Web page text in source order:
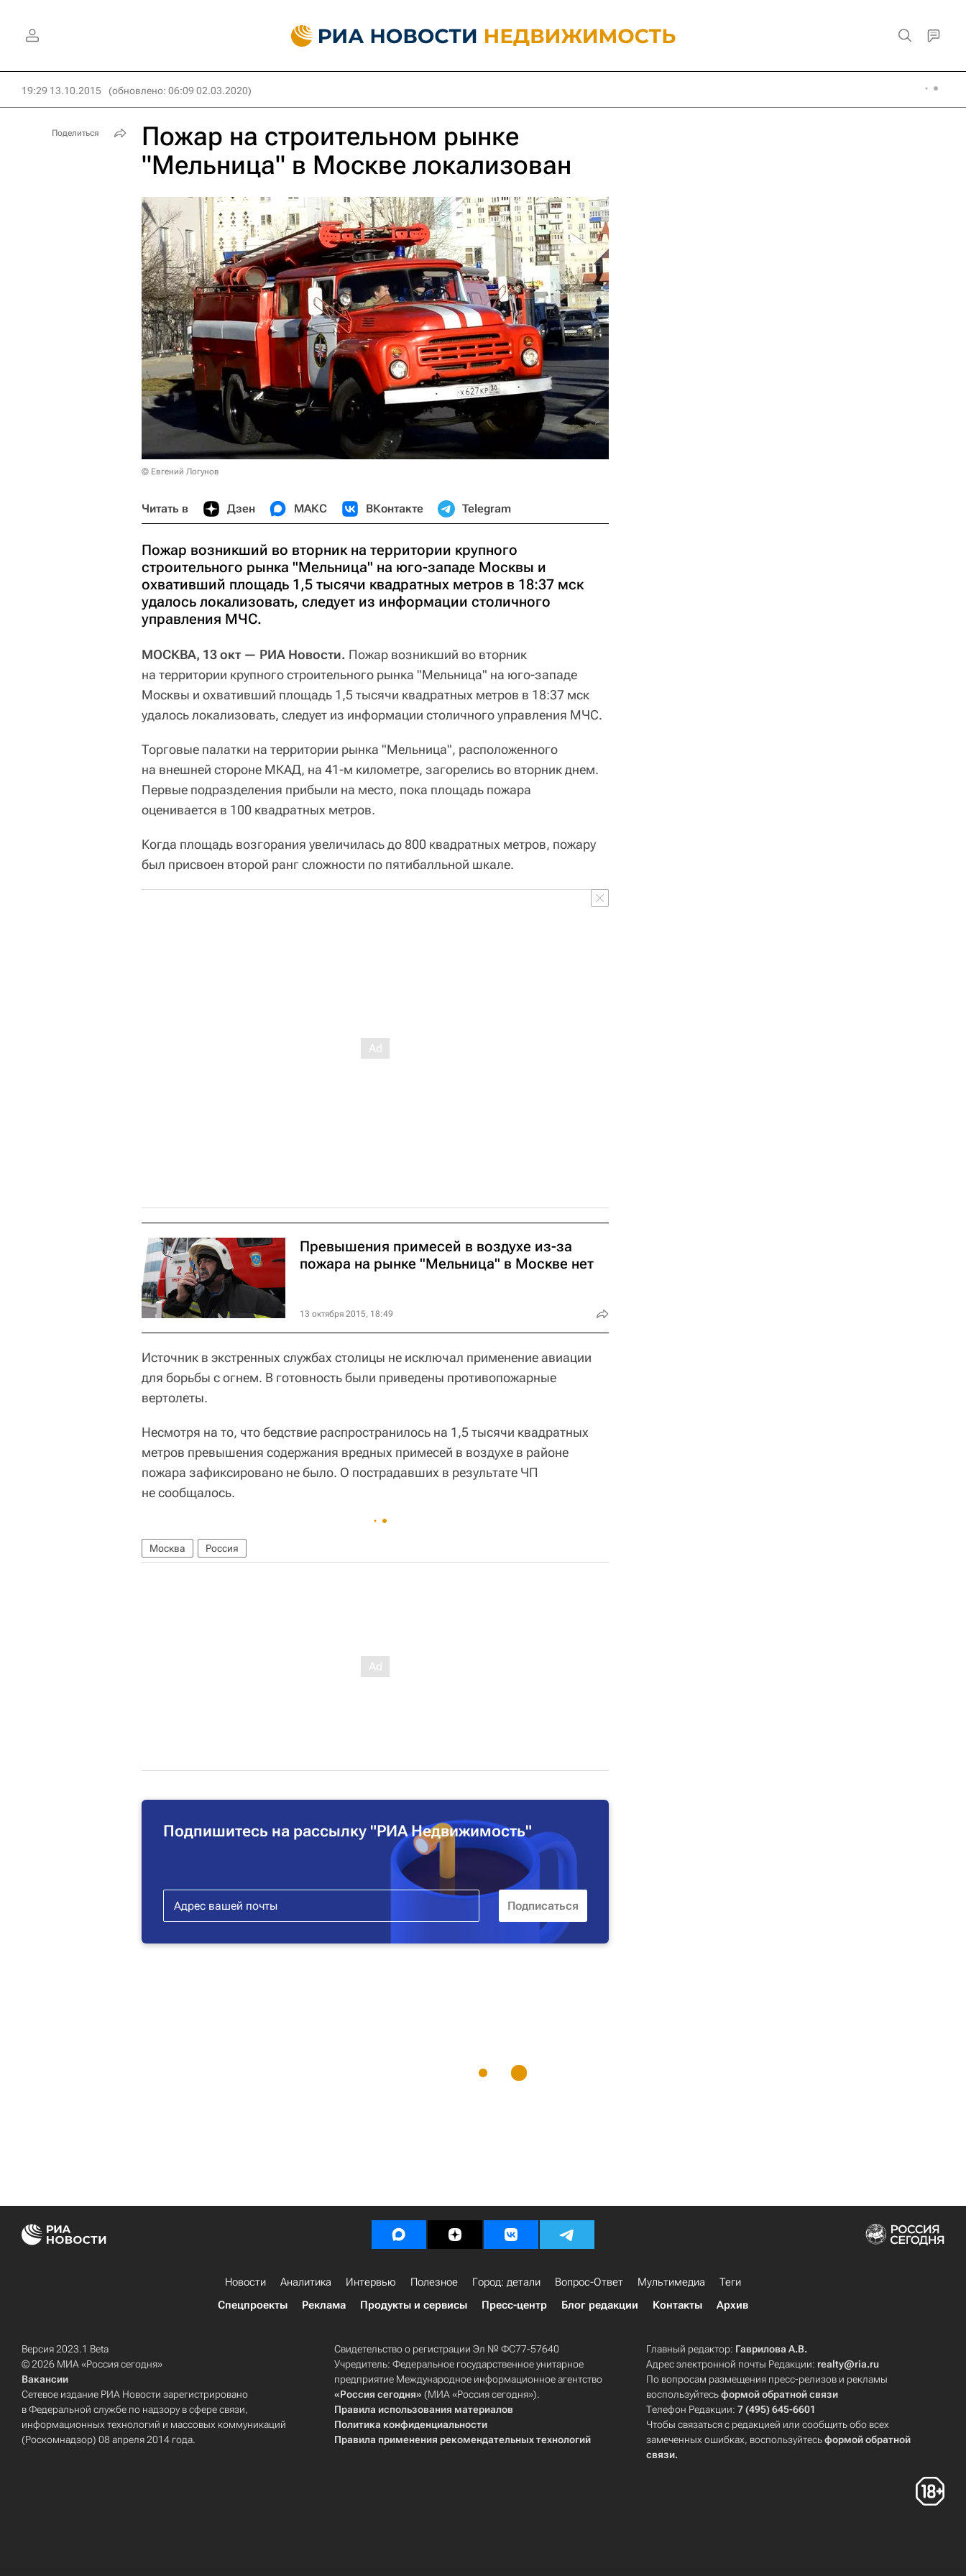
19:29 13.10.2015 (обновлено: 06:09 02.03.2020)
Пожар на строительном рынке
"Мельница" в Москве локализован
© Евгений Логунов
Читать в Дзен МАКС ВКонтакте Telegram
Пожар возникший во вторник на территории крупного
строительного рынка "Мельница" на юго-западе Москвы и
охвативший площадь 1,5 тысячи квадратных метров в 18:37 мск
удалось локализовать, следует из информации столичного
управления МЧС.
МОСКВА, 13 окт — РИА Новости. Пожар возникший во вторник
на территории крупного строительного рынка "Мельница" на юго-западе
Москвы и охвативший площадь 1,5 тысячи квадратных метров в 18:37 мск
удалось локализовать, следует из информации столичного управления МЧС.
Торговые палатки на территории рынка "Мельница", расположенного
на внешней стороне МКАД, на 41-м километре, загорелись во вторник днем.
Первые подразделения прибыли на место, пока площадь пожара
оценивается в 100 квадратных метров.
Когда площадь возгорания увеличилась до 800 квадратных метров, пожару
был присвоен второй ранг сложности по пятибалльной шкале.
Превышения примесей в воздухе из-за
пожара на рынке "Мельница" в Москве нет
13 октября 2015, 18:49
Источник в экстренных службах столицы не исключал применение авиации
для борьбы с огнем. В готовность были приведены противопожарные
вертолеты.
Несмотря на то, что бедствие распространилось на 1,5 тысячи квадратных
метров превышения содержания вредных примесей в воздухе в районе
пожара зафиксировано не было. О пострадавших в результате ЧП
не сообщалось.
Москва Россия
Подпишитесь на рассылку "РИА Недвижимость"
Поделиться
Новости Аналитика Интервью Полезное Город: детали Вопрос-Ответ Мультимедиа
Теги
Спецпроекты
Реклама Продукты и сервисы Пресс-центр Блог редакции Контакты Архив
Версия 2023.1 Beta
© 2026 МИА «Россия сегодня»
Вакансии
Сетевое издание РИА Новости зарегистрировано
в Федеральной службе по надзору в сфере связи,
информационных технологий и массовых коммуникаций
(Роскомнадзор) 08 апреля 2014 года.
Свидетельство о регистрации Эл № ФС77-57640
Учредитель: Федеральное государственное унитарное
предприятие Международное информационное агентство
«Россия сегодня» (МИА «Россия сегодня»).
Правила использования материалов
Политика конфиденциальности
Правила применения рекомендательных технологий
Главный редактор: Гаврилова А.В.
Адрес электронной почты Редакции: realty@ria.ru
По вопросам размещения пресс-релизов и рекламы
воспользуйтесьформой обратной связи
Телефон Редакции:7 (495) 645-6601
Чтобы связаться с редакцией или сообщить обо всех
замеченных ошибках, воспользуйтесьформой обратной
связи.